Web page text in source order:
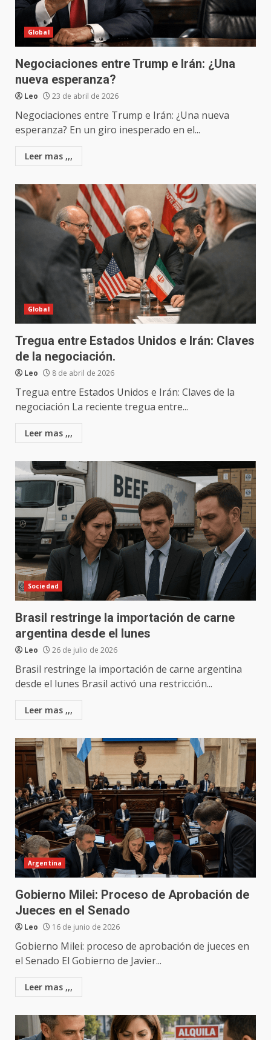
Global
Negociaciones entre Trump e Irán: ¿Una
nueva esperanza?
Leo 23 de abril de 2026
Negociaciones entre Trump e Irán: ¿Una nueva
esperanza? En un giro inesperado en el...
Leer mas ,,,
Global
Tregua entre Estados Unidos e Irán: Claves
de la negociación.
Leo 8 de abril de 2026
Tregua entre Estados Unidos e Irán: Claves de la
negociación La reciente tregua entre...
Leer mas ,,,
Sociedad
Brasil restringe la importación de carne
argentina desde el lunes
Leo 26 de julio de 2026
Brasil restringe la importación de carne argentina
desde el lunes Brasil activó una restricción...
Leer mas ,,,
Argentina
Gobierno Milei: Proceso de Aprobación de
Jueces en el Senado
Leo 16 de junio de 2026
Gobierno Milei: proceso de aprobación de jueces en
el Senado El Gobierno de Javier...
Leer mas ,,,